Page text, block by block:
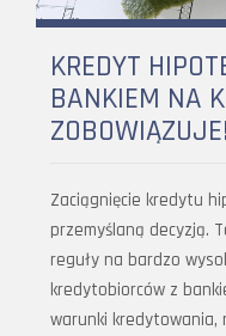
KREDYT
BANKIEM NA
ZOBOWIĄZUJE!
Zaciągnięcie kredytu
przemyślaną decyzją.
reguły na bardzo
kredytobiorców z
warunki kredytowania,